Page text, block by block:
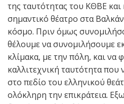
της ταυτότητας του ΚΘΒΕ
σημαντικό θέατρο στα
κόσμο. Πριν όμως
θέλουμε να συνομιλήσουμε
κλίμακα, με την πόλη, και να
καλλιτεχνική ταυτότητα
στο πεδίο του ελληνικού
ολόκληρη την επικράτεια.